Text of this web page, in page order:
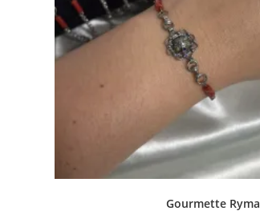
Gourmette Ryma